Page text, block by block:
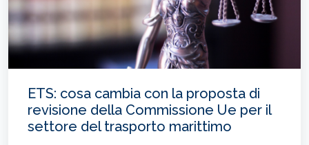
ETS: cosa cambia con la proposta di
revisione della Commissione Ue per il
settore del trasporto marittimo